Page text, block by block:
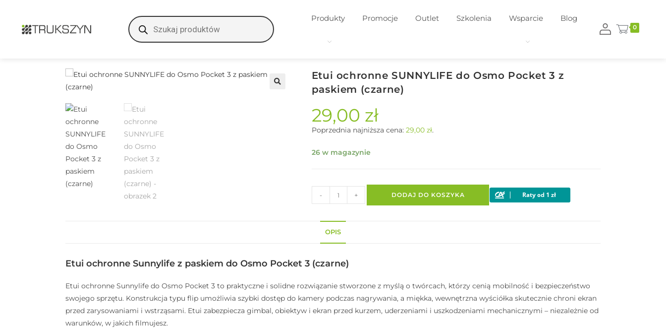
Produkty Promocje Outlet Szkolenia Wsparcie Blog
0
Etui ochronne SUNNYLIFE do Osmo Pocket 3 z
paskiem (czarne)
29,00 zł
Poprzednia najniższa cena: 29,00 zł.
26 w magazynie
- + DODAJ DO KOSZYKA
OPIS
Etui ochronne Sunnylife z paskiem do Osmo Pocket 3 (czarne)
Etui ochronne Sunnylife do Osmo Pocket 3 to praktyczne i solidne rozwiązanie stworzone z myślą o twórcach, którzy cenią mobilność i bezpieczeństwo
swojego sprzętu. Konstrukcja typu flip umożliwia szybki dostęp do kamery podczas nagrywania, a miękka, wewnętrzna wyściółka skutecznie chroni ekran
przed zarysowaniami i wstrząsami. Etui zabezpiecza gimbal, obiektyw i ekran przed kurzem, uderzeniami i uszkodzeniami mechanicznymi – niezależnie od
warunków, w jakich filmujesz.